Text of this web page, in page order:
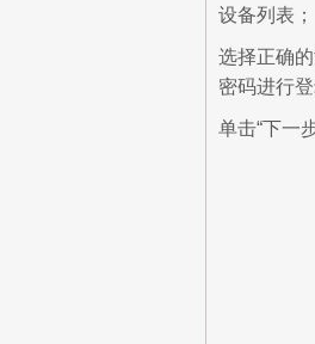
设备列表
选择正确
密码进行登
单击“下一